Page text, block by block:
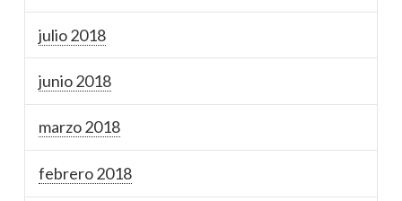
julio 2018
junio 2018
marzo 2018
febrero 2018